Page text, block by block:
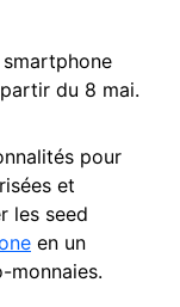
du 8 mai.
pour
et
les seed
en un
monnaies.